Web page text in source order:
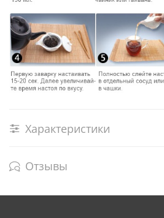
Характеристики
Отзывы